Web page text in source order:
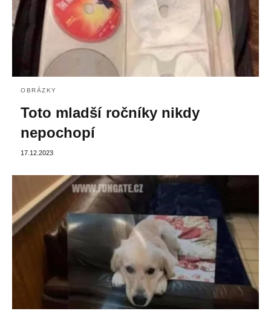
OBRÁZKY
Toto mladší ročníky nikdy
nepochopí
17.12.2023